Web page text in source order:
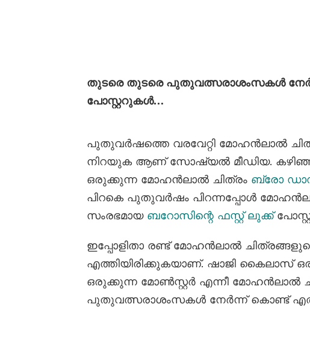
തുടരെ തുടരെ പുതുവത്സരാശംസകൾ
പോസ്റ്ററുകൾ…
പുതുവർഷത്തെ വരവേറ്റി മോഹൻലാൽ
നിറയുക ആണ് സോഷ്യൽ മീഡിയ.
ഒരുക്കുന്ന മോഹൻലാൽ ചിത്രം ബ്രോ
പിറകെ പുതുവർഷം പിറന്നപ്പോൾ
സംരഭമായ ബറോസിന്റെ ഫസ്റ്റ് ലുക്ക്
ഇപ്പോളിതാ രണ്ട് മോഹൻലാൽ
എത്തിയിരിക്കുകയാണ്. ഷാജി
ഒരുക്കുന്ന മോൺസ്റ്റർ എന്നീ
പുതുവത്സരാശംസകൾ നേർന്ന് കൊണ്ട്